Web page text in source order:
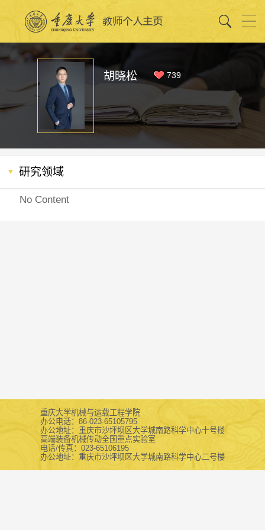
胡晓松 739
研究领域
No Content
重庆大学机械与运载工程学院
办公电话：86-023-65105795
办公地址：重庆市沙坪坝区大学城南路科学中心十号楼
高端装备机械传动全国重点实验室
电话/传真：023-65106195
办公地址：重庆市沙坪坝区大学城南路科学中心二号楼